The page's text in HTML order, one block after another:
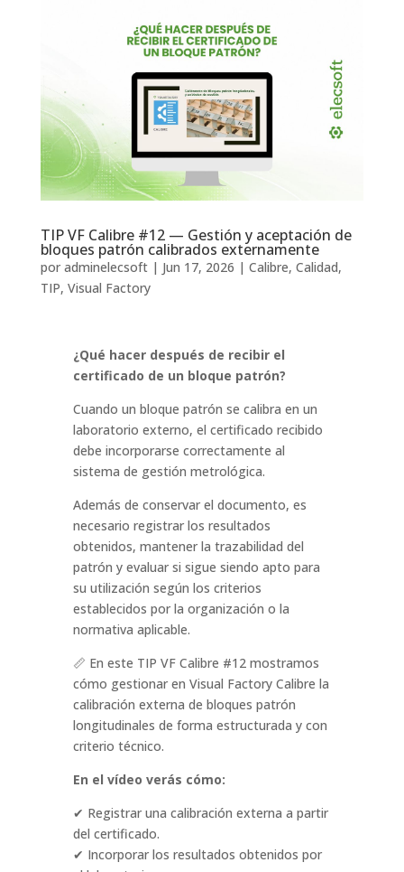
TIP VF Calibre #12 — Gestión y aceptación de
bloques patrón calibrados externamente
por adminelecsoft| Jun 17, 2026 | Calibre, Calidad,
TIP, Visual Factory
¿Qué hacer después de recibir el
certificado de un bloque patrón?
Cuando un bloque patrón se calibra en un
laboratorio externo, el certificado recibido
debe incorporarse correctamente al
sistema de gestión metrológica.
Además de conservar el documento, es
necesario registrar los resultados
obtenidos, mantener la trazabilidad del
patrón y evaluar si sigue siendo apto para
su utilización según los criterios
establecidos por la organización o la
normativa aplicable.
📏 En este TIP VF Calibre #12 mostramos
cómo gestionar en Visual Factory Calibre la
calibración externa de bloques patrón
longitudinales de forma estructurada y con
criterio técnico.
En el vídeo verás cómo:
✔ Registrar una calibración externa a partir
del certificado.
✔ Incorporar los resultados obtenidos por